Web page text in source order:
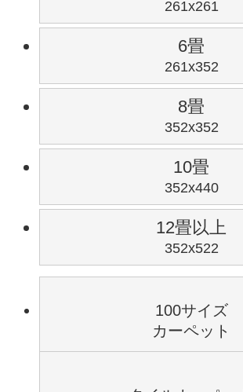
261x261
6畳
261x352
8畳
352x352
10畳
352x440
12畳以上
352x522
100サイズ
カーペット